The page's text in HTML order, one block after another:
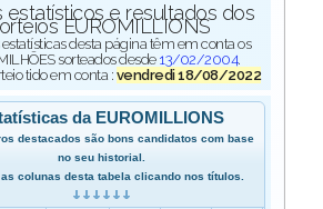
estatísticos e resultados dos
EUROMILLIONS
estatísticas desta página têm em conta os
sorteados desde13/02/2004.
tido em conta :vendredi 18/08/2022
da EUROMILLIONS
destacados são bons candidatos com base
no seu historial.
colunas desta tabela clicando nos títulos.